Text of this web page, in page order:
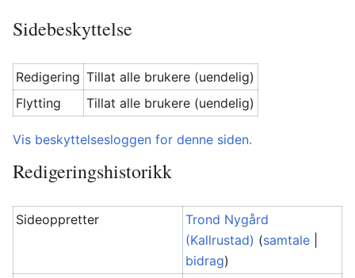
Sidebeskyttelse
Redigering Tillat alle brukere (uendelig)
Flytting
Tillat alle brukere (uendelig)
Vis beskyttelsesloggen for denne siden.
Redigeringshistorikk
Sideoppretter
Trond Nygård
(Kallrustad) (samtale
bidrag)